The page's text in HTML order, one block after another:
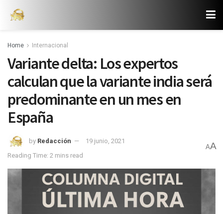
Home Internacional
Variante delta: Los expertos
calculan que la variante india será
predominante en un mes en
España
by Redacción
19 junio, 2021
Reading Time: 2 mins read
AA